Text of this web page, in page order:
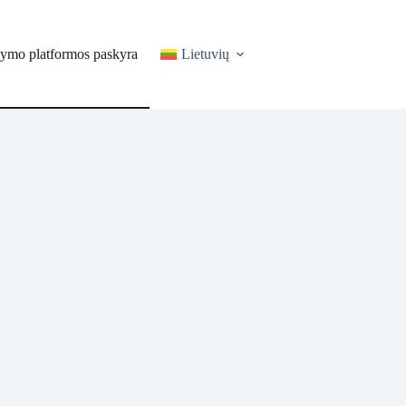
platformos paskyra Lietuvių